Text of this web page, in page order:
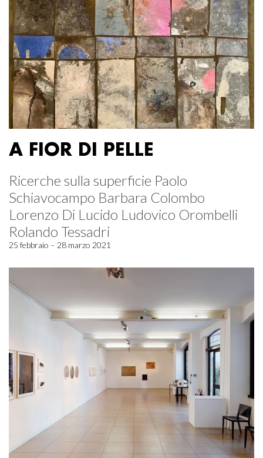
A FIOR DI PELLE
Ricerche sulla superficie Paolo
Schiavocampo Barbara Colombo
Lorenzo Di Lucido Ludovico Orombelli
Rolando Tessadri
25 febbraio – 28 marzo 2021